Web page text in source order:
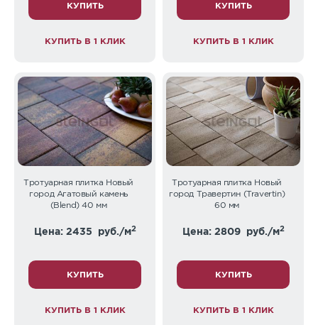
КУПИТЬ
КУПИТЬ В 1 КЛИК
КУПИТЬ
КУПИТЬ В 1 КЛИК
Тротуарная плитка Новый
город Агатовый камень
(Blend) 40 мм
Цена: 2435 руб./м2
КУПИТЬ
КУПИТЬ В 1 КЛИК
Тротуарная плитка Новый
город Травертин (Travertin)
60 мм
Цена: 2809 руб./м2
КУПИТЬ
КУПИТЬ В 1 КЛИК